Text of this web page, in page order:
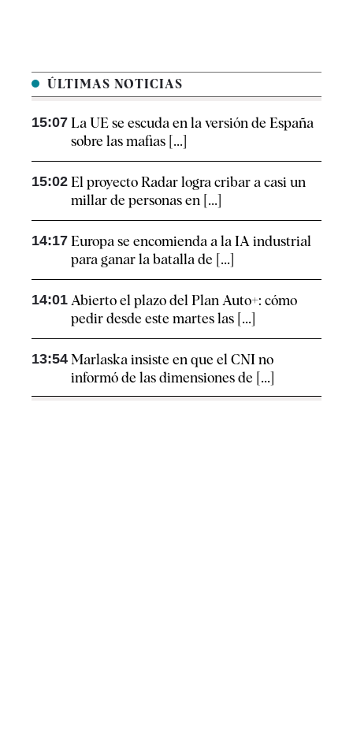
ÚLTIMAS NOTICIAS
15:07 La UE se escuda en la versión de España
sobre las mafias [...]
15:02 El proyecto Radar logra cribar a casi un
millar de personas en [...]
14:17 Europa se encomienda a la IA industrial
para ganar la batalla de [...]
14:01 Abierto el plazo del Plan Auto+: cómo
pedir desde este martes las [...]
13:54 Marlaska insiste en que el CNI no
informó de las dimensiones de [...]